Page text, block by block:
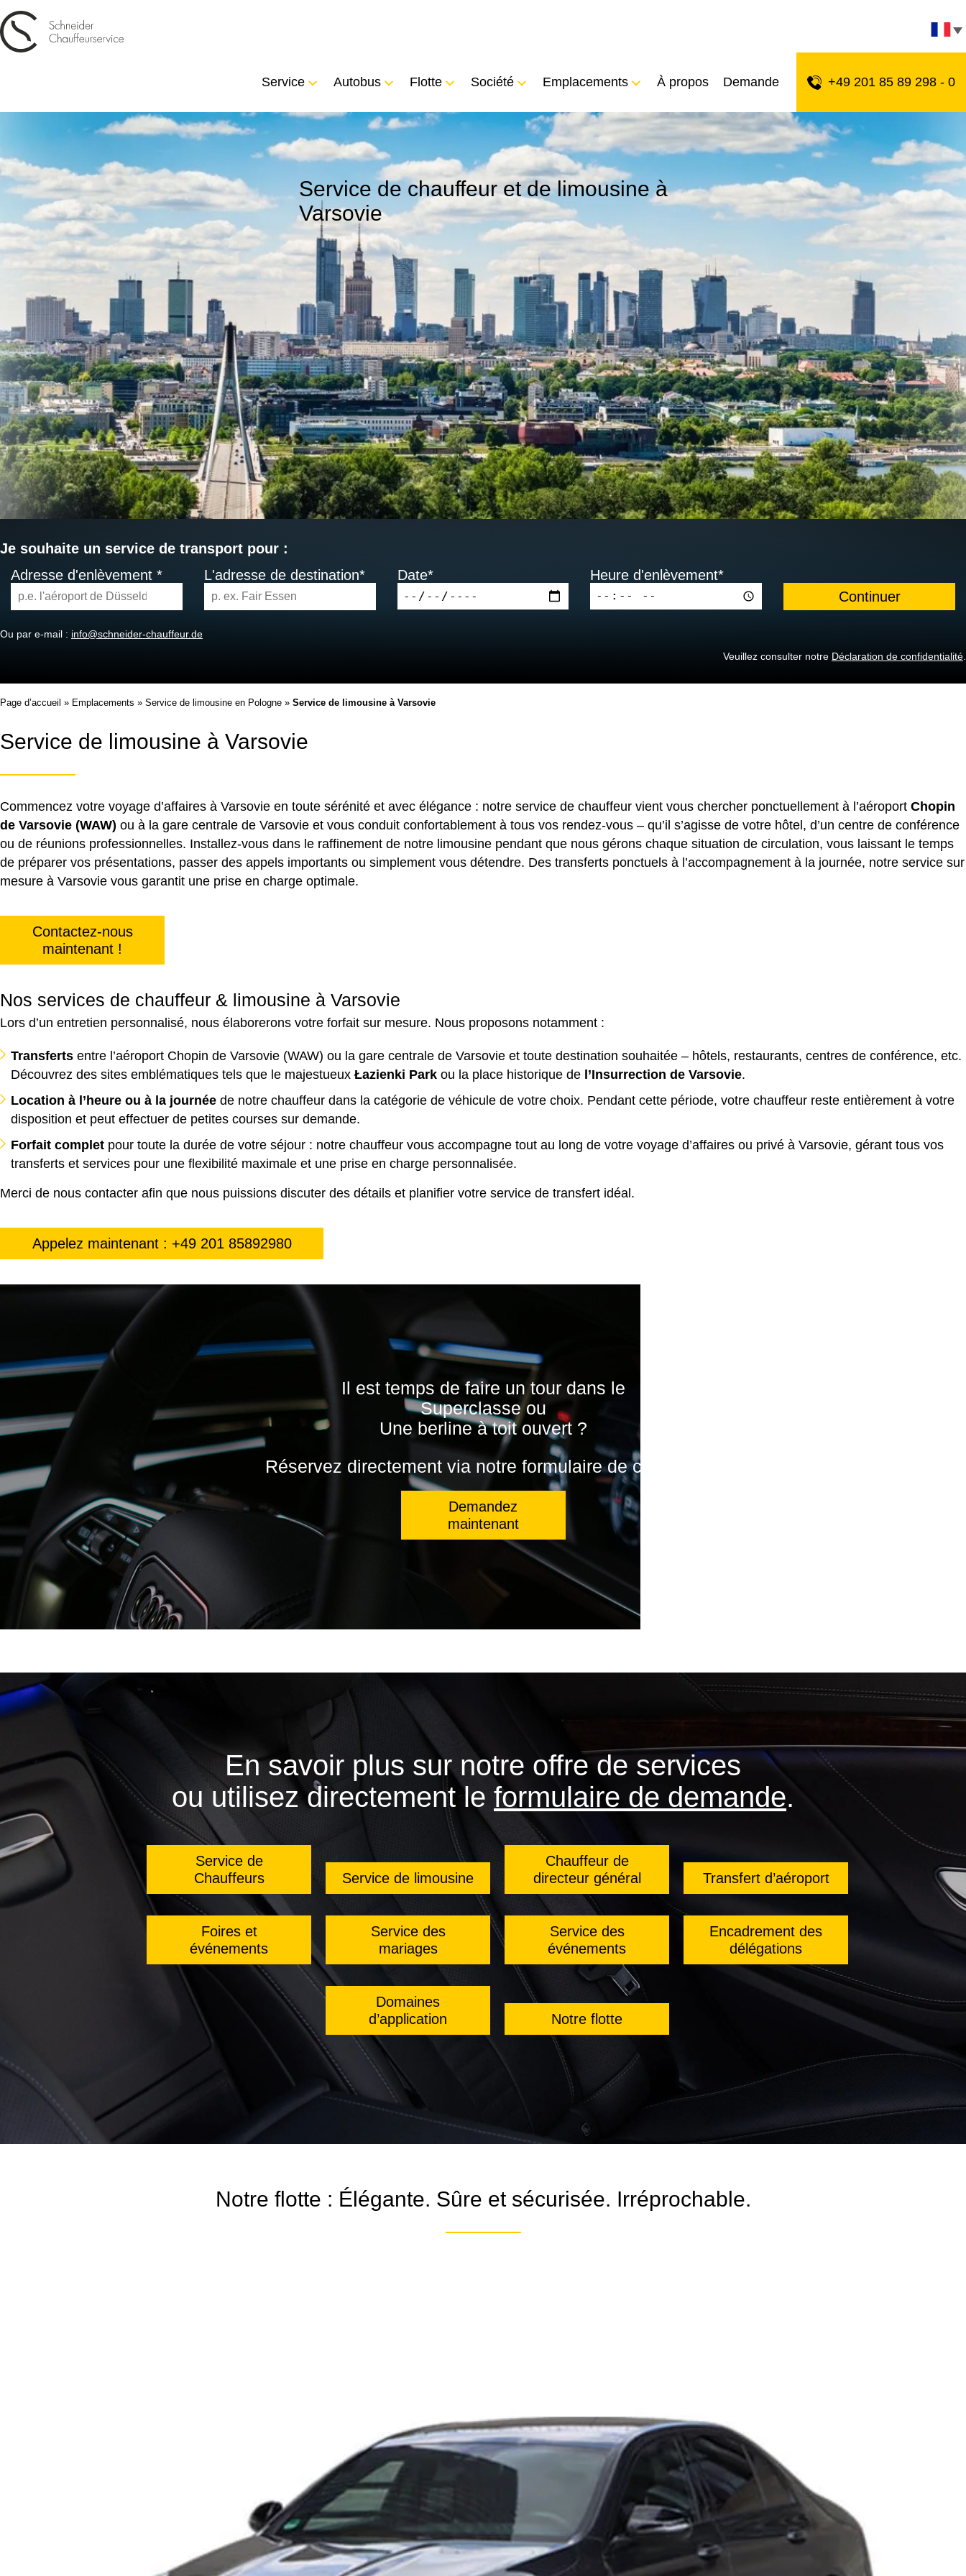
Service Autobus Flotte Société Emplacements À propos Demande +49 201 85 89 298 - 0
Service de chauffeur et de limousine à
Varsovie
Je souhaite un service de transport pour :
Adresse d'enlèvement *
L'adresse de destination* Date* Heure d'enlèvement*
Ou par e-mail : info@schneider-chauffeur.de
Veuillez consulter notre Déclaration de confidentialité
Page d’accueil » Emplacements » Service de limousine en Pologne » Service de limousine à Varsovie
Service de limousine à Varsovie
Commencez votre voyage d’affaires à Varsovie en toute sérénité et avec élégance : notre service de chauffeur vient vous chercher ponctuellement à l’aéroport Chopin
de Varsovie (WAW) ou à la gare centrale de Varsovie et vous conduit confortablement à tous vos rendez-vous – qu’il s’agisse de votre hôtel, d’un centre de conférence
ou de réunions professionnelles. Installez-vous dans le raffinement de notre limousine pendant que nous gérons chaque situation de circulation, vous laissant le temps
de préparer vos présentations, passer des appels importants ou simplement vous détendre. Des transferts ponctuels à l’accompagnement à la journée, notre service sur
mesure à Varsovie vous garantit une prise en charge optimale.
Contactez-nous
maintenant !
Nos services de chauffeur & limousine à Varsovie
Lors d’un entretien personnalisé, nous élaborerons votre forfait sur mesure. Nous proposons notamment :
Transferts entre l’aéroport Chopin de Varsovie (WAW) ou la gare centrale de Varsovie et toute destination souhaitée – hôtels, restaurants, centres de conférence, etc.
Découvrez des sites emblématiques tels que le majestueux Łazienki Park ou la place historique de l’Insurrection de Varsovie.
Location à l’heure ou à la journée de notre chauffeur dans la catégorie de véhicule de votre choix. Pendant cette période, votre chauffeur reste entièrement à votre
disposition et peut effectuer de petites courses sur demande.
Forfait complet pour toute la durée de votre séjour : notre chauffeur vous accompagne tout au long de votre voyage d’affaires ou privé à Varsovie, gérant tous vos
transferts et services pour une flexibilité maximale et une prise en charge personnalisée.
Merci de nous contacter afin que nous puissions discuter des détails et planifier votre service de transfert idéal.
Appelez maintenant : +49 201 85892980
Il est temps de faire un tour dans le
Superclasse ou
Une berline à toit ouvert ?
Réservez directement via notre formulaire de contact :
Demandez
maintenant
En savoir plus sur notre offre de services
ou utilisez directement le formulaire de demande.
Service de
Chauffeurs
Service de limousine
Chauffeur de
directeur général
Transfert d’aéroport
Foires et
événements
Service des
mariages
Service des
événements
Encadrement des
délégations
Domaines
d’application
Notre flotte
Notre flotte : Élégante. Sûre et sécurisée. Irréprochable.